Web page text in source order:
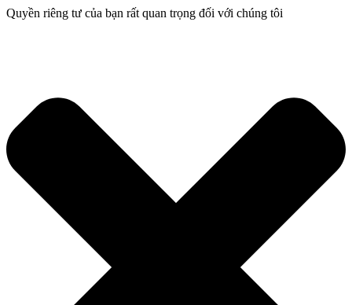
Quyền riêng tư của bạn rất quan trọng đối với chúng tôi